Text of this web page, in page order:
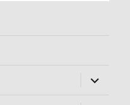
ouvrir